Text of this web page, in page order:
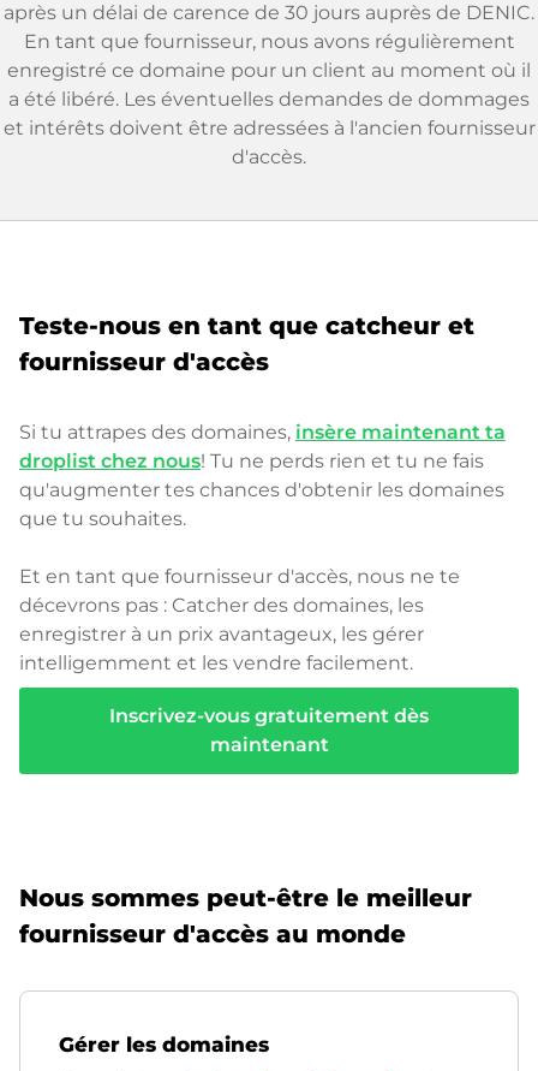
après un délai de carence de 30 jours auprès de DENIC.
En tant que fournisseur, nous avons régulièrement
enregistré ce domaine pour un client au moment où il
a été libéré. Les éventuelles demandes de dommages
et intérêts doivent être adressées à l'ancien fournisseur
d'accès.
Teste-nous en tant que catcheur et
fournisseur d'accès
Si tu attrapes des domaines, insère maintenant ta
droplist chez nous! Tu ne perds rien et tu ne fais
qu'augmenter tes chances d'obtenir les domaines
que tu souhaites.
Et en tant que fournisseur d'accès, nous ne te
décevrons pas : Catcher des domaines, les
enregistrer à un prix avantageux, les gérer
intelligemment et les vendre facilement.
Inscrivez-vous gratuitement dès
maintenant
Nous sommes peut-être le meilleur
fournisseur d'accès au monde
Gérer les domaines